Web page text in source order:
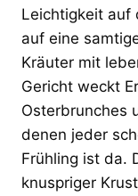
Leichtigkeit auf
auf eine
Kräuter mit
Gericht weckt
Osterbrunches
denen jeder
Frühling ist da.
knuspriger